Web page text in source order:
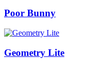
Poor Bunny
Geometry Lite